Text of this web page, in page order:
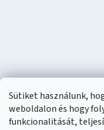
Sütiket használunk,
weboldalon és hogy
funkcionalitását,